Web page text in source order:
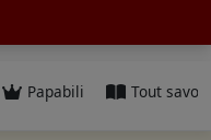
Papabili Tout savoir